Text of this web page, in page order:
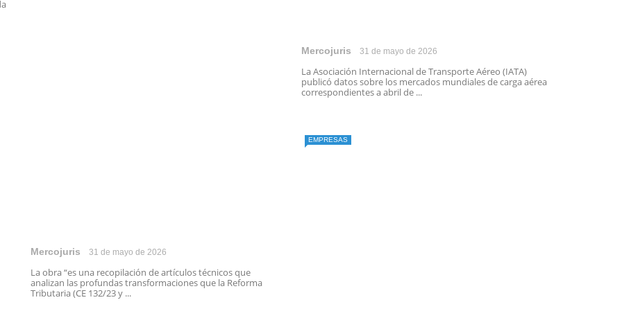
Mercojuris 31 de mayo de 2026
La obra “es una recopilación de artículos técnicos que
analizan las profundas transformaciones que la Reforma
Tributaria (CE 132/23 y ...
Mercojuris 31 de mayo de 2026
La Asociación Internacional de Transporte Aéreo (IATA)
publicó datos sobre los mercados mundiales de carga aérea
correspondientes a abril de ...
EMPRESAS